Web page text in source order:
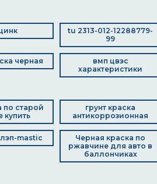
tu 2313-012-12288779-
99
черная
вмп цвэс
характеристики
по старой
купить
грунт краска
антикоррозионная
mastic
Черная краска по
ржавчине для авто в
баллончиках